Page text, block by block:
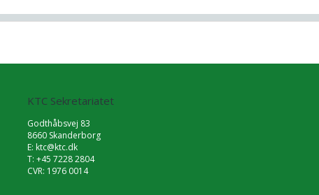
KTC Sekretariatet
Godthåbsvej 83
8660 Skanderborg
E: ktc@ktc.dk
T: +45 7228 2804
CVR: 1976 0014